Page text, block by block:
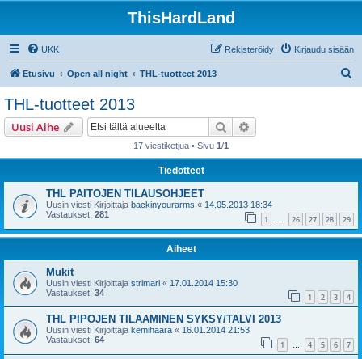
ThisHardLand
UKK Kirjaudu sisään
Rekisteröidy
Etusivu Open all night THL-tuotteet 2013
THL-tuotteet 2013
Uusi Aihe Etsi
17 viestiketjua • Sivu 1/1
Tiedotteet
THL PAITOJEN TILAUSOHJEET
Uusin viesti Kirjoittaja backinyourarms « 14.05.2013 18:34
Vastaukset: 281 1 … 26 27 28 29
Aiheet
Mukit
Uusin viesti Kirjoittaja strimari « 17.01.2014 15:30
Vastaukset: 34 1 2 3 4
THL PIPOJEN TILAAMINEN SYKSY/TALVI 2013
Uusin viesti Kirjoittaja kemihaara « 16.01.2014 21:53
Vastaukset: 64 1 … 4 5 6 7